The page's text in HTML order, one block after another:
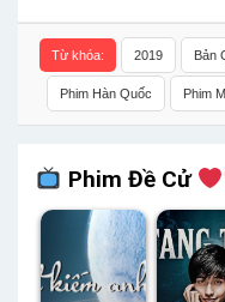
Từ khóa: 2019 Bản
Phim Hàn Quốc Phim
Phim Đề Cử